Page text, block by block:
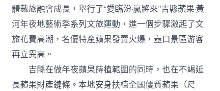
體裁旅融會成長，舉行了“愛臨汾·贏將來”吉縣蘋果·黃
河年夜地藝術季系列文旅運動，進一個步驟激起了文
旅花費高潮，名優特產蘋果發賣火爆，壺口景區游客
再立異高。
吉縣在做年夜蘋果蒔植範圍的同時，也在不竭延
長蘋果財產鏈條。本地安身扶植全國優質蘋果（尺